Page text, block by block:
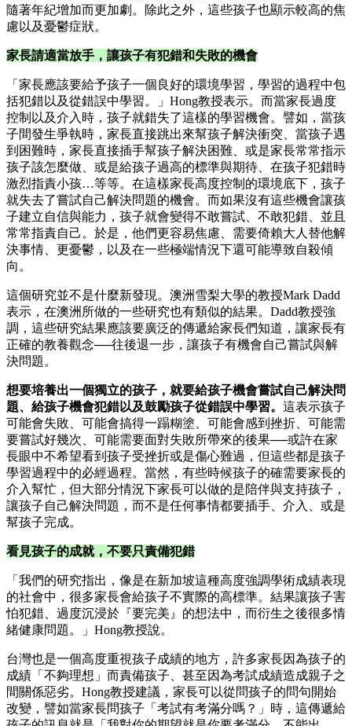
隨著年紀增加而更加劇。除此之外，這些孩子也顯示較高的焦
慮以及憂鬱症狀。
家長請適當放手，讓孩子有犯錯和失敗的機會
「家長應該要給予孩子一個良好的環境學習，學習的過程中包
括犯錯以及從錯誤中學習。」Hong教授表示。而當家長過度
控制以及介入時，孩子就錯失了這樣的學習機會。譬如，當孩
子間發生爭執時，家長直接跳出來幫孩子解決衝突、當孩子遇
到困難時，家長直接插手幫孩子解決困難、或是家長常常指示
孩子該怎麼做、或是給孩子過高的標準與期待、在孩子犯錯時
激烈指責小孩…等等。在這樣家長高度控制的環境底下，孩子
就失去了嘗試自己解決問題的機會。而如果沒有這些機會讓孩
子建立自信與能力，孩子就會變得不敢嘗試、不敢犯錯、並且
常常指責自己。於是，他們更容易焦慮、需要倚賴大人替他解
決事情、更憂鬱，以及在一些極端情況下還可能導致自殺傾
向。
這個研究並不是什麼新發現。澳洲雪梨大學的教授Mark Dadd
表示，在澳洲所做的一些研究也有類似的結果。Dadd教授強
調，這些研究結果應該要廣泛的傳遞給家長們知道，讓家長有
正確的教養觀念──往後退一步，讓孩子有機會自己嘗試與解
決問題。
想要培養出一個獨立的孩子，就要給孩子機會嘗試自己解決問
題、給孩子機會犯錯以及鼓勵孩子從錯誤中學習。 這表示孩子
可能會失敗、可能會搞得一蹋糊塗、可能會感到挫折、可能需
要嘗試好幾次、可能需要面對失敗所帶來的後果──或許在家
長眼中不希望看到孩子受挫折或是傷心難過，但這些都是孩子
學習過程中的必經過程。當然，有些時候孩子的確需要家長的
介入幫忙，但大部分情況下家長可以做的是陪伴與支持孩子，
讓孩子自己解決問題，而不是任何事情都要插手、介入、或是
幫孩子完成。
看見孩子的成就，不要只責備犯錯
「我們的研究指出，像是在新加坡這種高度強調學術成績表現
的社會中，很多家長會給孩子不實際的高標準。結果讓孩子害
怕犯錯、過度沉浸於『要完美』的想法中，而衍生之後很多情
緒健康問題。」Hong教授說。
台灣也是一個高度重視孩子成績的地方，許多家長因為孩子的
成績「不夠理想」而責備孩子、甚至因為考試成績造成親子之
間關係惡劣。Hong教授建議，家長可以從問孩子的問句開始
改變，譬如當家長問孩子「考試有考滿分嗎？」時，這傳遞給